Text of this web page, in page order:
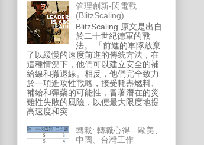
管理創新-閃電戰
(BlitzScaling)
BlitzScaling 原文是出自
於二十世紀德軍的戰
法。 「前進的軍隊放棄
了以緩慢的速度前進的傳統方法，在
這種情況下，他們可以建立安全的補
給線和撤退線。相反，他們完全致力
於一項進攻性戰略，接受耗盡燃料、
補給和彈藥的可能性，冒著潛在的災
難性失敗的風險，以便最大限度地提
高速度和突...
轉載: 轉職心得 - 歐美、
中國、台灣工作